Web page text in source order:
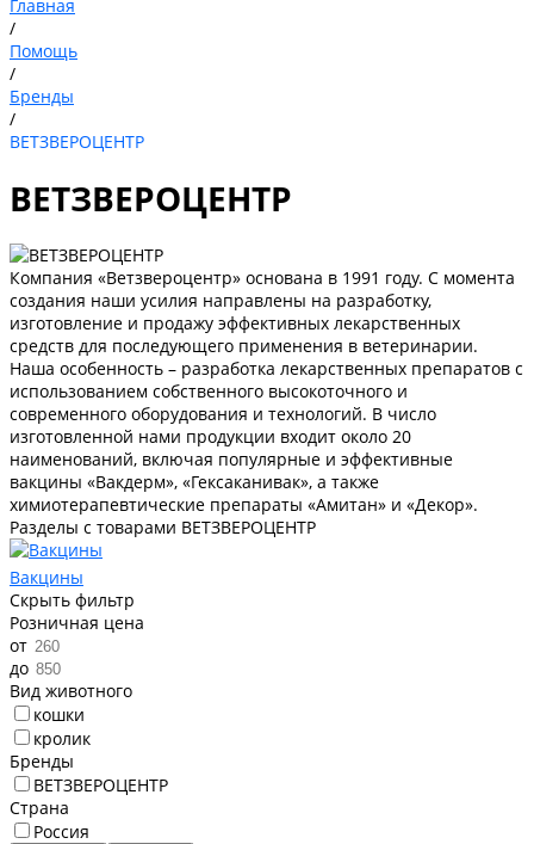
Главная
/
Помощь
/
Бренды
/
ВЕТЗВЕРОЦЕНТР
ВЕТЗВЕРОЦЕНТР
Компания «Ветзвероцентр» основана в 1991 году. С момента
создания наши усилия направлены на разработку,
изготовление и продажу эффективных лекарственных
средств для последующего применения в ветеринарии.
Наша особенность – разработка лекарственных препаратов с
использованием собственного высокоточного и
современного оборудования и технологий. В число
изготовленной нами продукции входит около 20
наименований, включая популярные и эффективные
вакцины «Вакдерм», «Гексаканивак», а также
химиотерапевтические препараты «Амитан» и «Декор».
Разделы с товарами ВЕТЗВЕРОЦЕНТР
Вакцины
Скрыть фильтр
Розничная цена
от
до
Вид животного
кошки
кролик
Бренды
ВЕТЗВЕРОЦЕНТР
Страна
Россия